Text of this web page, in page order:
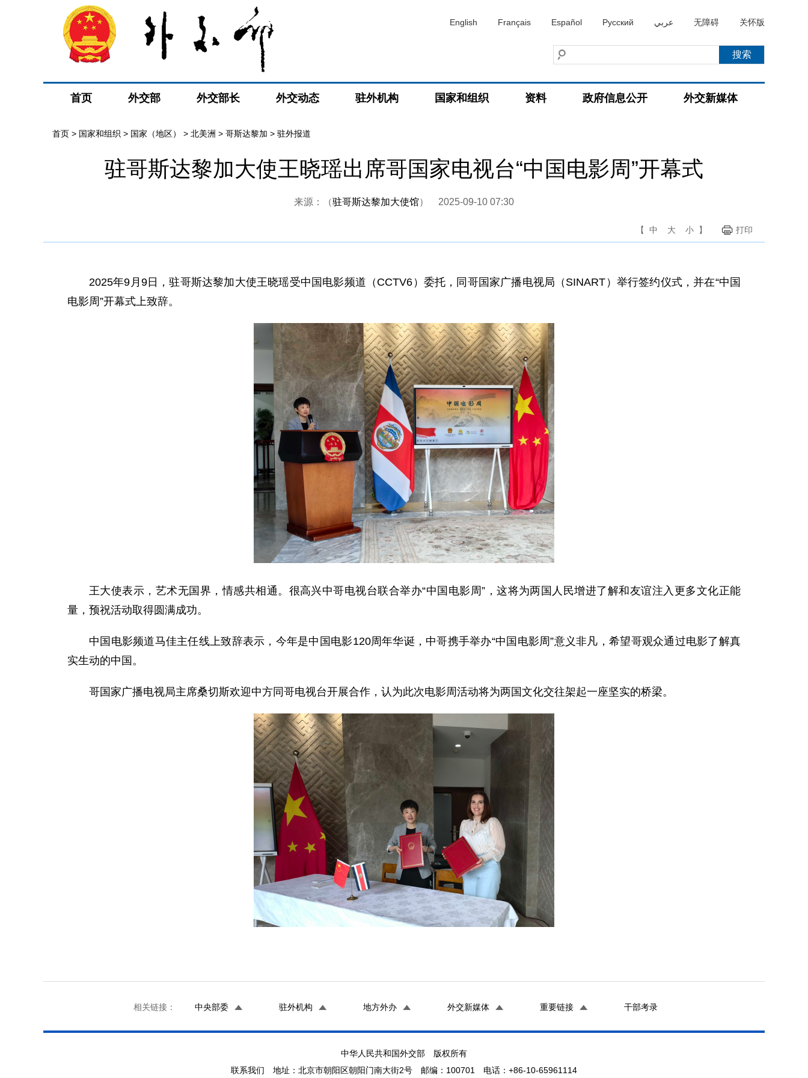
English Français Español Русский عربي 无障碍 关怀版
首页 外交部 外交部长 外交动态 驻外机构 国家和组织 资料 政府信息公开 外交新媒体
首页 > 国家和组织 > 国家（地区） > 北美洲 > 哥斯达黎加 > 驻外报道
驻哥斯达黎加大使王晓瑶出席哥国家电视台“中国电影周”开幕式
来源：（驻哥斯达黎加大使馆） 2025-09-10 07:30
【 中 大 小 】 打印
2025年9月9日，驻哥斯达黎加大使王晓瑶受中国电影频道（CCTV6）委托，同哥国家广播电视局（SINART）举行签约仪式，并在“中国
电影周”开幕式上致辞。
王大使表示，艺术无国界，情感共相通。很高兴中哥电视台联合举办“中国电影周”，这将为两国人民增进了解和友谊注入更多文化正能
量，预祝活动取得圆满成功。
中国电影频道马佳主任线上致辞表示，今年是中国电影120周年华诞，中哥携手举办“中国电影周”意义非凡，希望哥观众通过电影了解真
实生动的中国。
哥国家广播电视局主席桑切斯欢迎中方同哥电视台开展合作，认为此次电影周活动将为两国文化交往架起一座坚实的桥梁。
相关链接： 中央部委 驻外机构 地方外办 外交新媒体 重要链接 干部考录
中华人民共和国外交部 版权所有
联系我们 地址：北京市朝阳区朝阳门南大街2号 邮编：100701 电话：+86-10-65961114